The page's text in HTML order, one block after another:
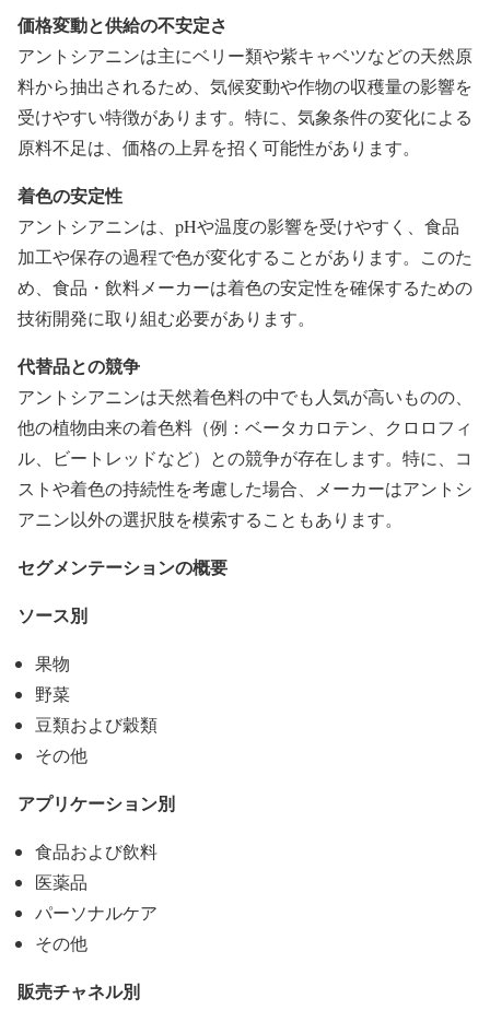
価格変動と供給の不安定さ
アントシアニンは主にベリー類や紫キャベツなどの天然原
料から抽出されるため、気候変動や作物の収穫量の影響を
受けやすい特徴があります。特に、気象条件の変化による
原料不足は、価格の上昇を招く可能性があります。
着色の安定性
アントシアニンは、pHや温度の影響を受けやすく、食品
加工や保存の過程で色が変化することがあります。このた
め、食品・飲料メーカーは着色の安定性を確保するための
技術開発に取り組む必要があります。
代替品との競争
アントシアニンは天然着色料の中でも人気が高いものの、
他の植物由来の着色料（例：ベータカロテン、クロロフィ
ル、ビートレッドなど）との競争が存在します。特に、コ
ストや着色の持続性を考慮した場合、メーカーはアントシ
アニン以外の選択肢を模索することもあります。
セグメンテーションの概要
ソース別
果物
野菜
豆類および穀類
その他
アプリケーション別
食品および飲料
医薬品
パーソナルケア
その他
販売チャネル別